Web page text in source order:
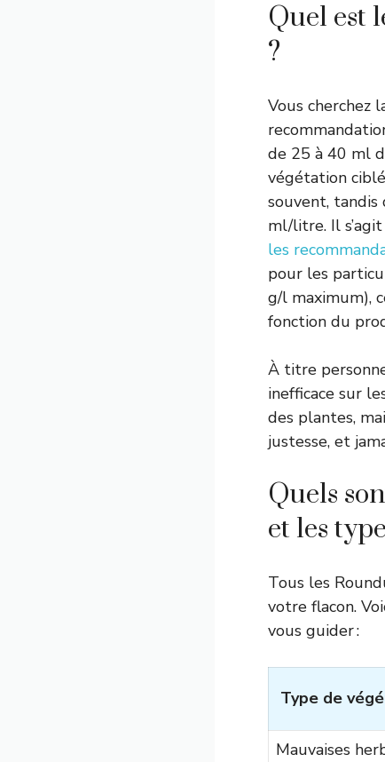
Quel est
?
Vous cherchez
de 25 à 40 ml
végétation
souvent, tandis
ml/litre. Il
les
pour les
g/l maximum),
fonction du
À titre
inefficace sur
des plantes,
justesse, et
Quels
et les
Tous les
votre flacon.
vous guider :
Type de
Mauvaises